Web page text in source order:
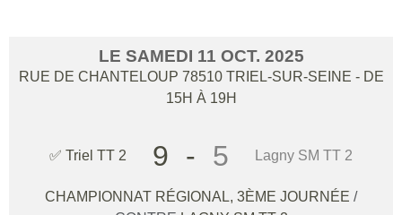
LE SAMEDI 11 OCT. 2025
RUE DE CHANTELOUP 78510 TRIEL-SUR-SEINE - DE
15H À 19H
✅ Triel TT 2 9 - 5 Lagny SM TT 2
CHAMPIONNAT RÉGIONAL, 3ÈME JOURNÉE /